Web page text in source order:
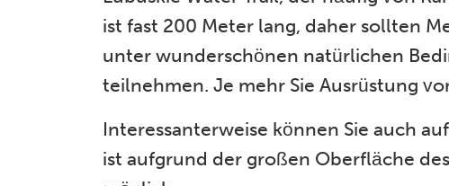
ist fast 200 Meter lang, daher sollten
unter wunderschönen natürlichen
teilnehmen. Je mehr Sie Ausrüstung
Interessanterweise können Sie auch
ist aufgrund der großen Oberfläche